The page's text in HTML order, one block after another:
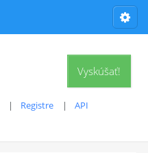
Vyskúšať!
Registre
API